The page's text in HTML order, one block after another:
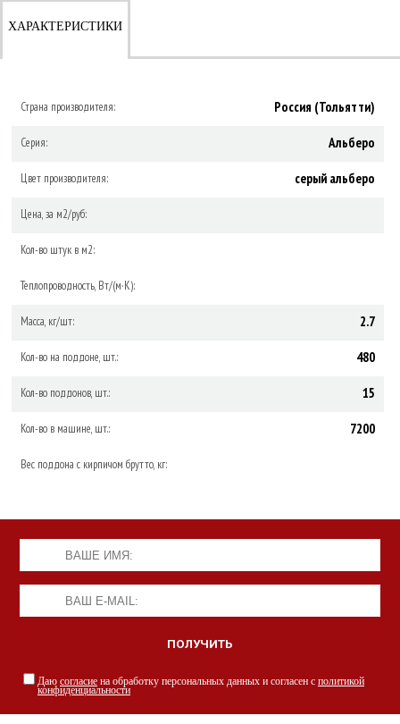
ХАРАКТЕРИСТИКИ
Страна производителя: Россия (Тольятти)
Серия: Альберо
Цвет производителя: серый альберо
Цена, за м2/руб:
Кол-во штук в м2:
Теплопроводность, Вт/(м·К):
Масса, кг/шт: 2.7
Кол-во на поддоне, шт.: 480
Кол-во поддонов, шт.: 15
Кол-во в машине, шт.: 7200
Вес поддона с кирпичом брутто, кг:
Даю согласие на обработку персональных данных и согласен с политикой
конфиденциальности